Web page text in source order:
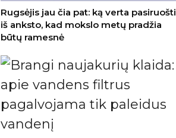
Rugsėjis jau čia pat: ką verta pasiruošti
iš anksto, kad mokslo metų pradžia
būtų ramesnė